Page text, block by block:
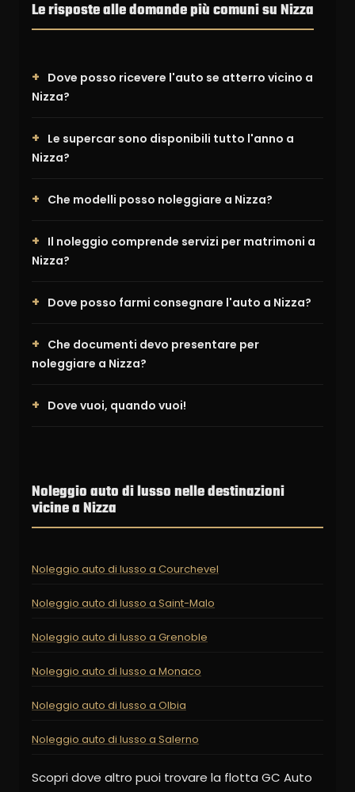
Le risposte alle domande più comuni su Nizza
Dove posso ricevere l'auto se atterro vicino a
Nizza?
Le supercar sono disponibili tutto l'anno a
Nizza?
Che modelli posso noleggiare a Nizza?
Il noleggio comprende servizi per matrimoni a
Nizza?
Dove posso farmi consegnare l'auto a Nizza?
Che documenti devo presentare per
noleggiare a Nizza?
Dove vuoi, quando vuoi!
Noleggio auto di lusso nelle destinazioni
vicine a Nizza
Noleggio auto di lusso a Courchevel
Noleggio auto di lusso a Saint-Malo
Noleggio auto di lusso a Grenoble
Noleggio auto di lusso a Monaco
Noleggio auto di lusso a Olbia
Noleggio auto di lusso a Salerno
Scopri dove altro puoi trovare la flotta GC Auto